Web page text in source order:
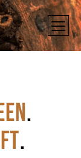
.
.